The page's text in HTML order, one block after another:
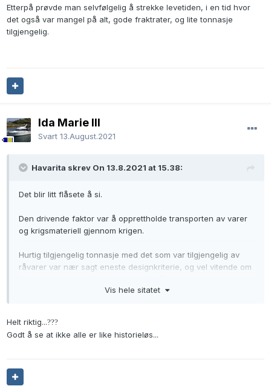
Etterpå prøvde man selvfølgelig å strekke levetiden, i en tid hvor
det også var mangel på alt, gode fraktrater, og lite tonnasje
tilgjengelig.
Ida Marie III
Svart 13.August.2021
Havarita skrev On 13.8.2021 at 15.38:
Det blir litt flåsete å si.
Den drivende faktor var å opprettholde transporten av varer
og krigsmateriell gjennom krigen.
Hurtig tilgjengelig tonnasje med det som var tilgjengelig av
råvarer var nær sagt eneste designkriterie, og vel vitende om
nærmeste årene, ble lang levetid meget underordnet.
som lå bak Liberty-skipene
Vis hele sitatet
Helt riktig...???
Godt å se at ikke alle er like historieløs...